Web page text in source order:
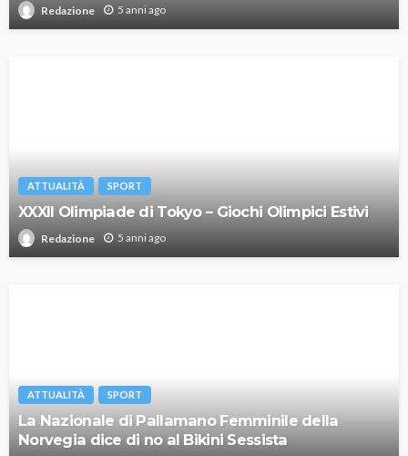
Redazione 5 anni ago
ATTUALITÀ SPORT
XXXII Olimpiade di Tokyo – Giochi Olimpici Estivi
Redazione 5 anni ago
ATTUALITÀ SPORT
La Nazionale di Pallamano Femminile della
Norvegia dice di no al Bikini Sessista